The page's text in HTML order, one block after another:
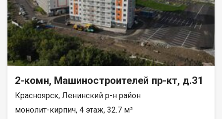
2-комн, Машиностроителей пр-кт, д.31
Красноярск, Ленинский р-н район
монолит-кирпич, 4 этаж, 32.7 м²